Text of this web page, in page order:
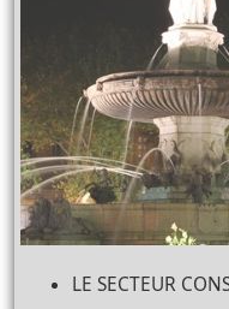
LE SECTEUR